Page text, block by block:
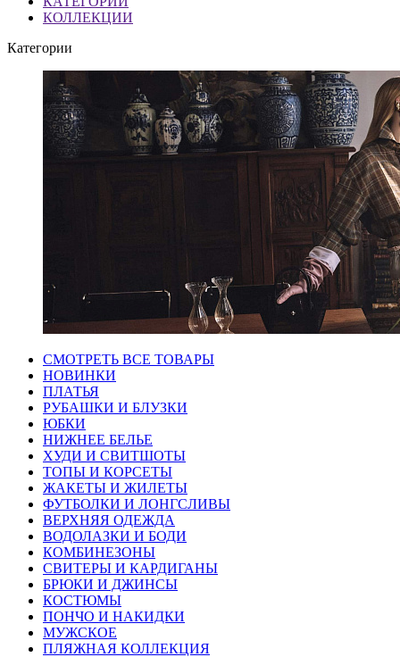
КОЛЛЕКЦИИ
Категории
СМОТРЕТЬ ВСЕ ТОВАРЫ
НОВИНКИ
ПЛАТЬЯ
РУБАШКИ И БЛУЗКИ
ЮБКИ
НИЖНЕЕ БЕЛЬЕ
ХУДИ И СВИТШОТЫ
ТОПЫ И КОРСЕТЫ
ЖАКЕТЫ И ЖИЛЕТЫ
ФУТБОЛКИ И ЛОНГСЛИВЫ
ВЕРХНЯЯ ОДЕЖДА
ВОДОЛАЗКИ И БОДИ
КОМБИНЕЗОНЫ
СВИТЕРЫ И КАРДИГАНЫ
БРЮКИ И ДЖИНСЫ
КОСТЮМЫ
ПОНЧО И НАКИДКИ
МУЖСКОЕ
ПЛЯЖНАЯ КОЛЛЕКЦИЯ